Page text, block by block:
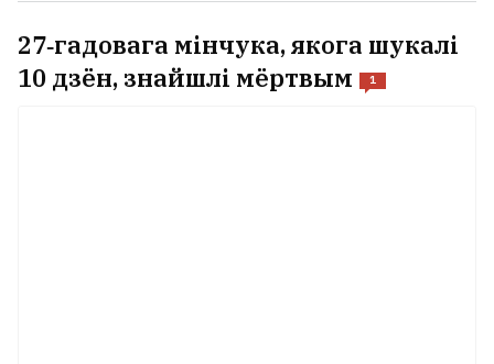
27‑гадовага мінчука, якога шукалі
10 дзён, знайшлі мёртвым
1